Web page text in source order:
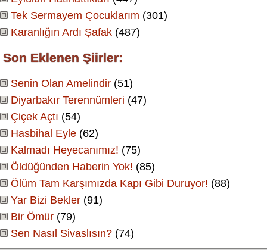
Tek Sermayem Çocuklarım (301)
Karanlığın Ardı Şafak (487)
Son Eklenen Şiirler:
Senin Olan Amelindir (51)
Diyarbakır Terennümleri (47)
Çiçek Açtı (54)
Hasbihal Eyle (62)
Kalmadı Heyecanımız! (75)
Öldüğünden Haberin Yok! (85)
Ölüm Tam Karşımızda Kapı Gibi Duruyor! (88)
Yar Bizi Bekler (91)
Bir Ömür (79)
Sen Nasıl Sivaslısın? (74)